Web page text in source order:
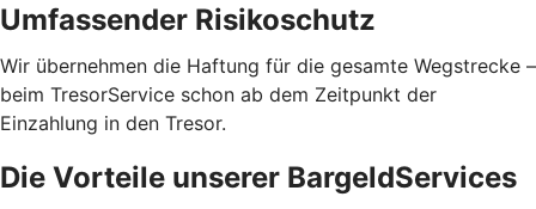
Umfassender Risikoschutz
Wir übernehmen die Haftung für die gesamte Wegstrecke –
beim TresorService schon ab dem Zeitpunkt der
Einzahlung in den Tresor.
Die Vorteile unserer BargeldServices